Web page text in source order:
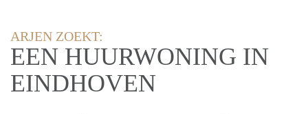
ARJEN ZOEKT:
EEN HUURWONING IN
EINDHOVEN